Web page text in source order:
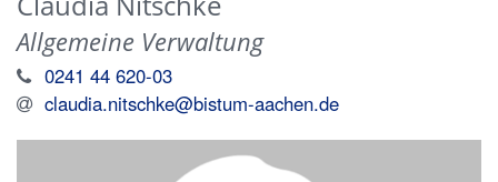
Allgemeine Verwaltung
0241 44 620-03
claudia.nitschke@bistum-aachen.de